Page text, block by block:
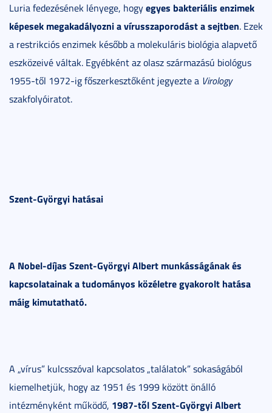
Luria fedezésének lényege, hogyegyes bakteriális enzimek
képesek megakadályozni a vírusszaporodást a sejtben. Ezek
a restrikciós enzimek később a molekuláris biológia alapvető
eszközeivé váltak. Egyébként az olasz származású biológus
1955-től 1972-ig főszerkesztőként jegyezte a Virology
szakfolyóiratot.
Szent-Györgyi hatásai
A Nobel-díjas Szent-Györgyi Albert munkásságának és
kapcsolatainak a tudományos közéletre gyakorolt hatása
máig kimutatható.
A „vírus” kulcsszóval kapcsolatos „találatok” sokaságából
kiemelhetjük, hogy az 1951 és 1999 között önálló
intézményként működő, 1987-től Szent-Györgyi Albert